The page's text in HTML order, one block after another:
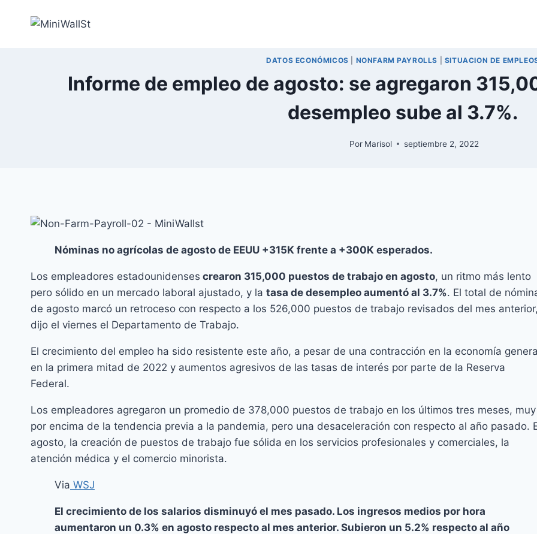
DATOS ECONÓMICOS NONFARM PAYROLLS SITUACION DE
Informe de empleo de agosto: se agregaron
desempleo sube al 3.7%.
Por Marisol septiembre 2, 2022
Nóminas no agrícolas de agosto de EEUU +315K frente a +300K esperados.
Los empleadores estadounidenses crearon 315,000 puestos de trabajo en agosto, un ritmo más lento
pero sólido en un mercado laboral ajustado, y la tasa de desempleo aumentó al 3.7%. El total de
de agosto marcó un retroceso con respecto a los 526,000 puestos de trabajo revisados del mes anterior,
dijo el viernes el Departamento de Trabajo.
El crecimiento del empleo ha sido resistente este año, a pesar de una contracción en la economía
en la primera mitad de 2022 y aumentos agresivos de las tasas de interés por parte de la Reserva
Federal.
Los empleadores agregaron un promedio de 378,000 puestos de trabajo en los últimos tres meses, muy
por encima de la tendencia previa a la pandemia, pero una desaceleración con respecto al año pasado.
agosto, la creación de puestos de trabajo fue sólida en los servicios profesionales y comerciales, la
atención médica y el comercio minorista.
Via WSJ
El crecimiento de los salarios disminuyó el mes pasado. Los ingresos medios por hora
aumentaron un 0.3% en agosto respecto al mes anterior. Subieron un 5.2% respecto al año